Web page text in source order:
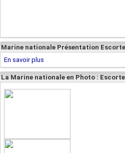
Marine nationale Présentation
En savoir plus
La Marine nationale en Photo :